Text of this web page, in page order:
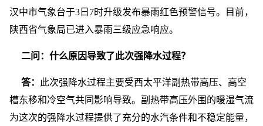
汉中市气象台于3日7时升级发布暴雨红色预警信号。目前，
陕西省气象局已进入暴雨三级应急响应。
二问：什么原因导致了此次强降水过程？
答：
此次强降水过程主要受西太平洋副热带高压、高空
槽东移和冷空气共同影响导致。副热带高压外围的暖湿气流
为这次的强降水过程提供了充分的水汽条件和不稳定能量，